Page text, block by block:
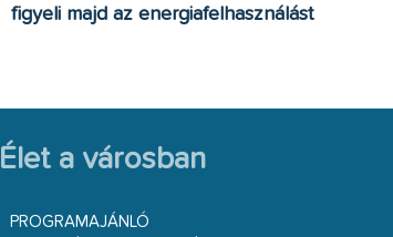
figyeli majd az energiafelhasználást
Élet a városban
PROGRAMAJÁNLÓ